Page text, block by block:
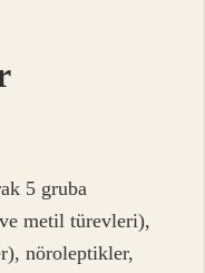
5 gruba
metil türevleri),
nöroleptikler,